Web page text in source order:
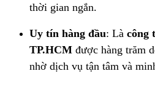
thời gian ngắn.
Uy tín hàng đầu: Là công
TP.HCM được hàng trăm
nhờ dịch vụ tận tâm và